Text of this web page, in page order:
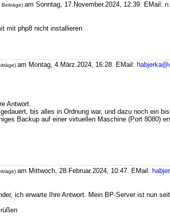
am Sonntag, 17.November.2024, 12:39. EMail:
mit php8 nicht installieren
am Montag, 4.März.2024, 16:28. EMail:
Antwort.
bis alles in Ordnung war, und dazu noch ein
Backup auf einer virtuellen Maschine (Port 8080)
am Mittwoch, 28.Februar.2024, 10:47. EMail:
ich erwarte Ihre Antwort. Mein BP-Server ist nun